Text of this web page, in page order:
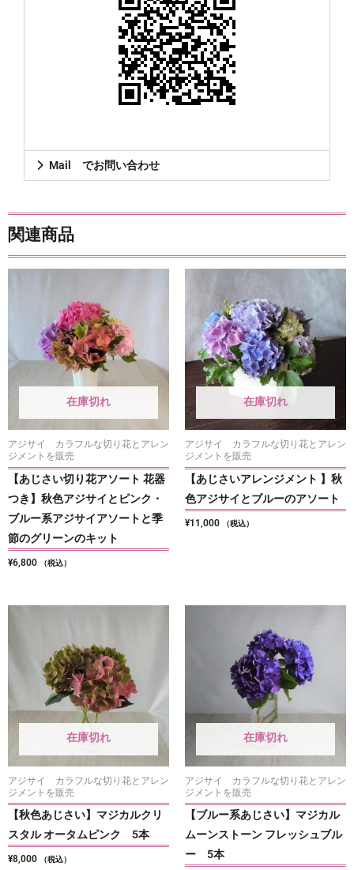
Mail でお問い合わせ
関連商品
在庫切れ
アジサイ カラフルな切り花とアレン
ジメントを販売
【あじさい切り花アソート 花器
つき】秋色アジサイとピンク・
ブルー系アジサイアソートと季
節のグリーンのキット
¥6,800 （税込）
在庫切れ
アジサイ カラフルな切り花とアレン
ジメントを販売
【あじさいアレンジメント 】秋
色アジサイとブルーのアソート
¥11,000 （税込）
在庫切れ
アジサイ カラフルな切り花とアレン
ジメントを販売
【秋色あじさい】マジカルクリ
スタル オータムピンク 5本
¥8,000 （税込）
在庫切れ
アジサイ カラフルな切り花とアレン
ジメントを販売
【ブルー系あじさい】マジカル
ムーンストーン フレッシュブル
ー 5本